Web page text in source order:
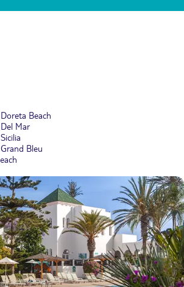
Beach
Mar
Bleu